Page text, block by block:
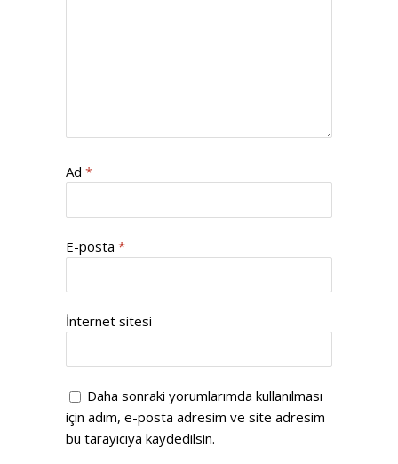
Ad *
E-posta *
İnternet sitesi
Daha sonraki yorumlarımda kullanılması
için adım, e-posta adresim ve site adresim
bu tarayıcıya kaydedilsin.